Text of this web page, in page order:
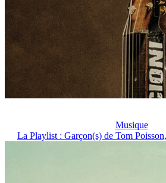
Musique
La Playlist : Garçon(s) de Tom